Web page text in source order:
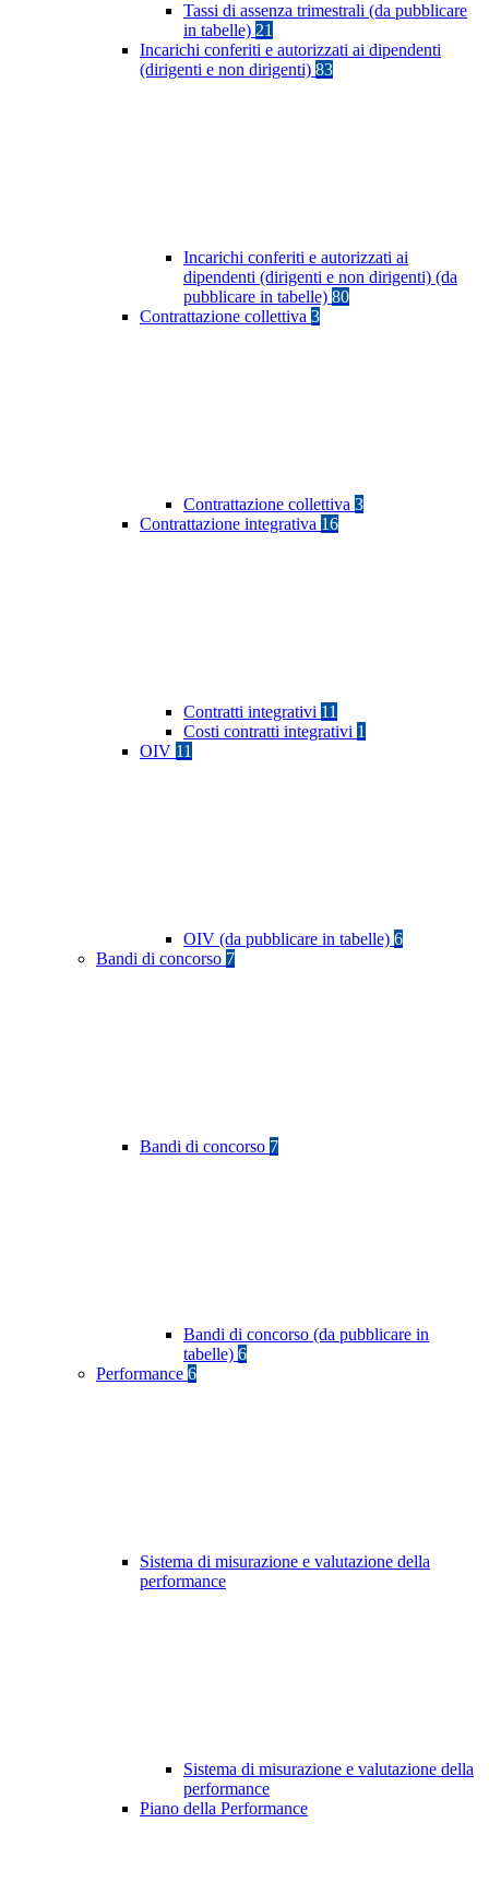
Tassi di assenza trimestrali (da pubblicare
in tabelle) 21
Incarichi conferiti e autorizzati ai dipendenti
(dirigenti e non dirigenti) 83
Incarichi conferiti e autorizzati ai
dipendenti (dirigenti e non dirigenti) (da
pubblicare in tabelle) 80
Contrattazione collettiva 3
Contrattazione collettiva 3
Contrattazione integrativa 16
Contratti integrativi 11
Costi contratti integrativi 1
OIV 11
OIV (da pubblicare in tabelle) 6
Bandi di concorso 7
Bandi di concorso 7
Bandi di concorso (da pubblicare in
tabelle) 6
Performance 6
Sistema di misurazione e valutazione della
performance
Sistema di misurazione e valutazione della
performance
Piano della Performance